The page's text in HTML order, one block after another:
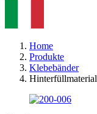
Home
Produkte
Klebebänder
Hinterfüllmaterial